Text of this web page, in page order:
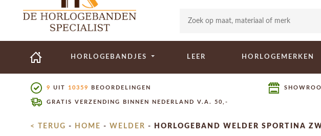
HORLOGEBANDJES LEER HORLOGEMERKEN
9 UIT 10359 BEOORDELINGEN
GRATIS VERZENDING BINNEN NEDERLAND V.A. 50,-
< TERUG - HOME - WELDER - HORLOGEBAND WELDER SPORTINA